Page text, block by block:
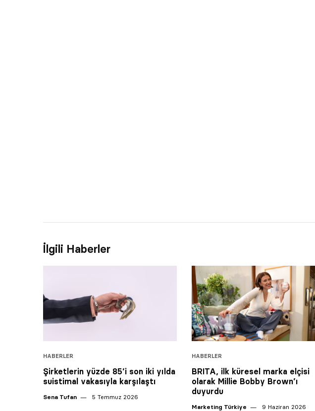
İlgili Haberler
HABERLER
Şirketlerin yüzde 85’i son iki yılda
suistimal vakasıyla karşılaştı
Sena Tufan 5 Temmuz 2026
HABERLER
BRITA, ilk küresel marka elçisi
olarak Millie Bobby Brown’ı
duyurdu
Marketing Türkiye 9 Haziran 2026